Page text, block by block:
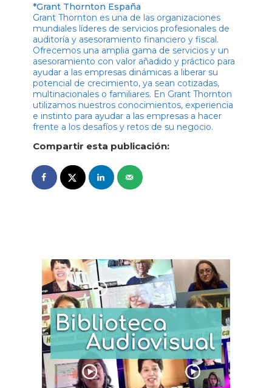
*Grant Thornton España
Grant Thornton es una de las organizaciones
mundiales líderes de servicios profesionales de
auditoría y asesoramiento financiero y fiscal.
Ofrecemos una amplia gama de servicios y un
asesoramiento con valor añadido y práctico para
ayudar a las empresas dinámicas a liberar su
potencial de crecimiento, ya sean cotizadas,
multinacionales o familiares. En Grant Thornton
utilizamos nuestros conocimientos, experiencia
e instinto para ayudar a las empresas a hacer
frente a los desafíos y retos de su negocio.
Compartir esta publicación: